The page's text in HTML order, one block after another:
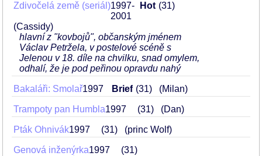
Zdivočelá země (seriál)1997-
2001
Hot 31
(Cassidy)
hlavní z "kovbojů", občanským jménem
Václav Petržela, v postelové scéně s
Jelenou v 18. díle na chvilku, snad omylem,
odhalí, že je pod peřinou opravdu nahý
Bakaláři: Smolař1997 Brief 31 (Milan)
Trampoty pan Humbla1997 31 (Dan)
Pták Ohnivák1997 31 (princ Wolf)
Genová inženýrka1997
31